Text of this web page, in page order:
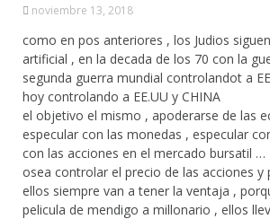
noviembre 13, 2018
como en pos anteriores , los Judios
artificial , en la decada de los 70 con la
segunda guerra mundial controlandot a
hoy controlando a EE.UU y CHINA
el objetivo el mismo , apoderarse de las
especular con las monedas , especular
con las acciones en el mercado bursatil …
osea controlar el precio de las acciones y
ellos siempre van a tener la ventaja ,
pelicula de mendigo a millonario , ellos